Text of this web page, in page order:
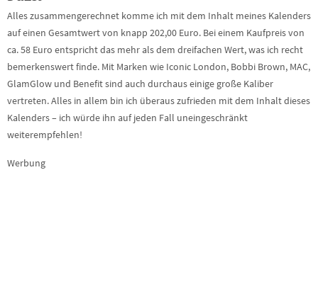
Alles zusammengerechnet komme ich mit dem Inhalt meines Kalenders
auf einen Gesamtwert von knapp 202,00 Euro. Bei einem Kaufpreis von
ca. 58 Euro entspricht das mehr als dem dreifachen Wert, was ich recht
bemerkenswert finde. Mit Marken wie Iconic London, Bobbi Brown, MAC,
GlamGlow und Benefit sind auch durchaus einige große Kaliber
vertreten. Alles in allem bin ich überaus zufrieden mit dem Inhalt dieses
Kalenders – ich würde ihn auf jeden Fall uneingeschränkt
weiterempfehlen!
Werbung